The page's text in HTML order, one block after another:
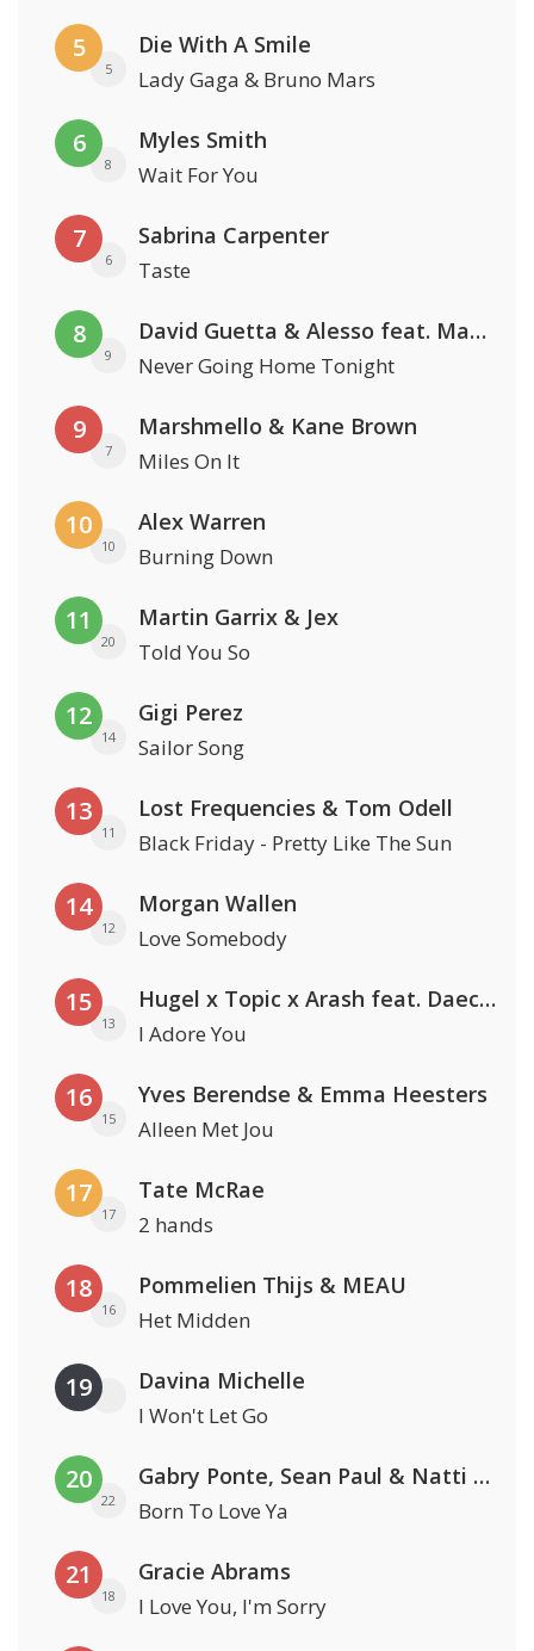
5
5
Die With A Smile
Lady Gaga & Bruno Mars
6
8
Myles Smith
Wait For You
7
6
Sabrina Carpenter
Taste
8
9
David Guetta & Alesso feat. Madison Love
Never Going Home Tonight
9
7
Marshmello & Kane Brown
Miles On It
10
10
Alex Warren
Burning Down
11
20
Martin Garrix & Jex
Told You So
12
14
Gigi Perez
Sailor Song
13
11
Lost Frequencies & Tom Odell
Black Friday - Pretty Like The Sun
14
12
Morgan Wallen
Love Somebody
15
13
Hugel x Topic x Arash feat. Daecolm
I Adore You
16
15
Yves Berendse & Emma Heesters
Alleen Met Jou
17
17
Tate McRae
2 hands
18
16
Pommelien Thijs & MEAU
Het Midden
19 Davina Michelle
I Won't Let Go
20
22
Gabry Ponte, Sean Paul & Natti Natasha
Born To Love Ya
21
18
Gracie Abrams
I Love You, I'm Sorry